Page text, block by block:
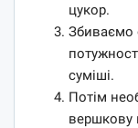
цукор.
Збиваємо
суміші.
Потім
вершкову